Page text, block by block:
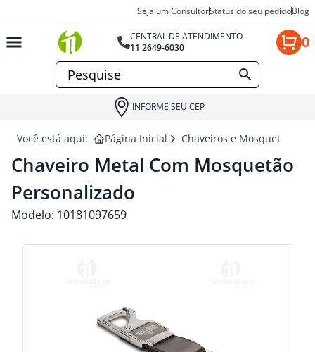
Seja um ConsultorStatus do seu pedidoBlog
CENTRAL DE ATENDIMENTO
11 2649-6030
0
INFORME SEU CEP
Você está aqui: Página Inicial Chaveiros e Mosquetão
Chaveiro Metal Com Mosquetão
Personalizado
Modelo: 10181097659